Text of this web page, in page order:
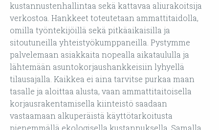
kustannustenhallintaa sekä kattavaa aliurakoitsija
verkostoa. Hankkeet toteutetaan ammattitaidolla,
omilla työntekijöillä sekä pitkäaikaisilla ja
sitoutuneilla yhteistyökumppaneilla. Pystymme
palvelemaan asiakkaita nopealla aikataululla ja
lähtemään asuntokorjaushankkeisiin lyhyellä
tilausajalla. Kaikkea ei aina tarvitse purkaa maan
tasalle ja aloittaa alusta, vaan ammattitaitoisella
korjausrakentamisella kiinteistö saadaan
vastaamaan alkuperäistä käyttötarkoitusta
pienemmällä ekologisella kustannuksella. Samalla